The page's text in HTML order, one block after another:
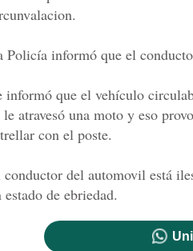
Policía informó que el
informó que el vehículo
le atravesó una moto y eso
con el poste.
del automovil está
estado de ebriedad.